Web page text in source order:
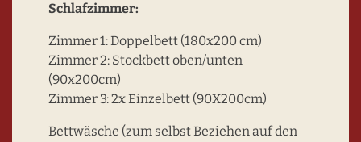
Schlafzimmer:
Zimmer 1: Doppelbett (180x200 cm)
Zimmer 2: Stockbett oben/unten
(90x200cm)
Zimmer 3: 2x Einzelbett (90X200cm)
Bettwäsche (zum selbst Beziehen auf den